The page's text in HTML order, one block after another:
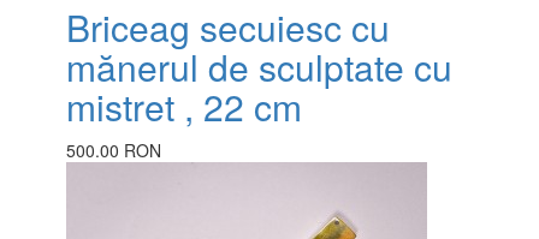
Briceag secuiesc cu
mănerul de sculptate cu
mistret , 22 cm
500.00 RON